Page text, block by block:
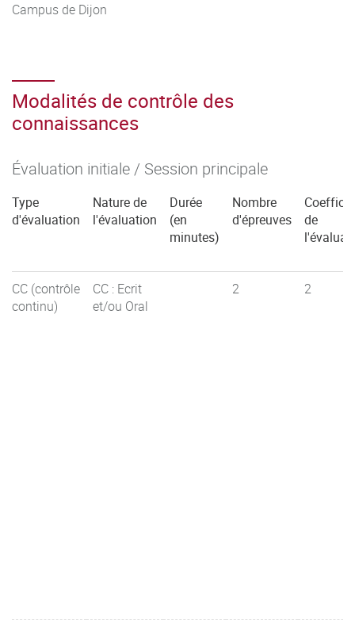
Campus de Dijon
Modalités de contrôle des
connaissances
Évaluation initiale / Session principale
Type
d'évaluation
Nature de
l'évaluation
Durée
(en
minutes)
Nombre
d'épreuves
de
CC (contrôle
continu)
CC : Ecrit
et/ou Oral
2 2